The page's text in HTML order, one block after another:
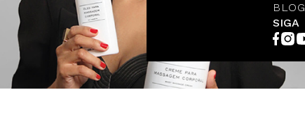
BLOG
SIGA